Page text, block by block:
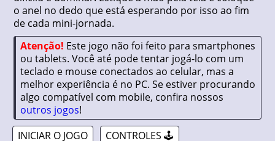
o anel no dedo que está esperando por isso ao fim
de cada mini-jornada.
Atenção! Este jogo não foi feito para smartphones
ou tablets. Você até pode tentar jogá-lo com um
teclado e mouse conectados ao celular, mas a
melhor experiência é no PC. Se estiver procurando
algo compatível com mobile, confira nossos
outros jogos!
INICIAR O JOGO
CONTROLES 🕹️